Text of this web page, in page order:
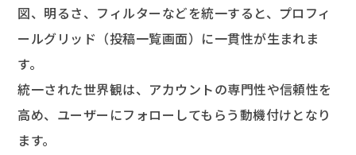
図、明るさ、フィルターなどを統一すると、プロフィ
ールグリッド（投稿一覧画面）に一貫性が生まれま
す。
統一された世界観は、アカウントの専門性や信頼性を
高め、ユーザーにフォローしてもらう動機付けとなり
ます。